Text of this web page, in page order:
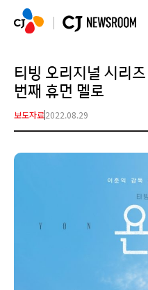
티빙 오리지널 시리
번째 휴먼 멜로
보도자료2022.08.29